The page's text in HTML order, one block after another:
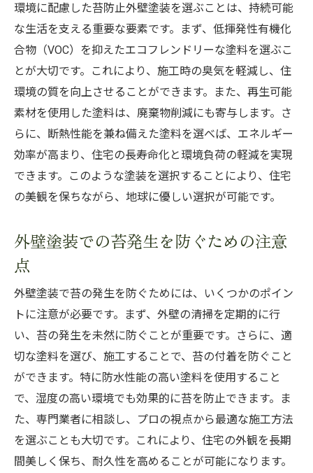
環境に配慮した苔防止外壁塗装を選ぶことは、持続可能
な生活を支える重要な要素です。まず、低揮発性有機化
合物（VOC）を抑えたエコフレンドリーな塗料を選ぶこ
とが大切です。これにより、施工時の臭気を軽減し、住
環境の質を向上させることができます。また、再生可能
素材を使用した塗料は、廃棄物削減にも寄与します。さ
らに、断熱性能を兼ね備えた塗料を選べば、エネルギー
効率が高まり、住宅の長寿命化と環境負荷の軽減を実現
できます。このような塗装を選択することにより、住宅
の美観を保ちながら、地球に優しい選択が可能です。
外壁塗装での苔発生を防ぐための注意
点
外壁塗装で苔の発生を防ぐためには、いくつかのポイン
トに注意が必要です。まず、外壁の清掃を定期的に行
い、苔の発生を未然に防ぐことが重要です。さらに、適
切な塗料を選び、施工することで、苔の付着を防ぐこと
ができます。特に防水性能の高い塗料を使用すること
で、湿度の高い環境でも効果的に苔を防止できます。ま
た、専門業者に相談し、プロの視点から最適な施工方法
を選ぶことも大切です。これにより、住宅の外観を長期
間美しく保ち、耐久性を高めることが可能になります。